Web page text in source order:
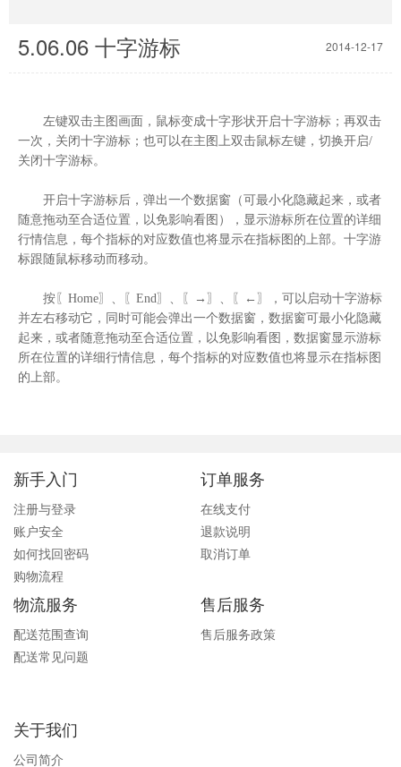
5.06.06 十字游标 2014-12-17
左键双击主图画面，鼠标变成十字形状开启十字游标；再双击
一次，关闭十字游标 ； 也可以在主图上双击鼠标左键，切换开启/
关闭十字游标。
开启十字游标后，弹出一个数据窗（可最小化隐藏起来，或者
随意拖动至合适位置，以免影响看图），显示游标所在位置的详细
行情信息，每个指标的对应数值也将显示在指标图的上部。十字游
标跟随鼠标移动而移动。
按〖Home〗、〖End〗、〖→〗、〖←〗，可以启动十字游标
并左右移动它，同时可能会弹出一个数据窗，数据窗可最小化隐藏
起来，或者随意拖动至合适位置，以免影响看图，数据窗显示游标
所在位置的详细行情信息，每个指标的对应数值也将显示在指标图
的上部。
新手入门
注册与登录
账户安全
如何找回密码
购物流程
订单服务
在线支付
退款说明
取消订单
物流服务
配送范围查询
配送常见问题
售后服务
售后服务政策
关于我们
公司简介